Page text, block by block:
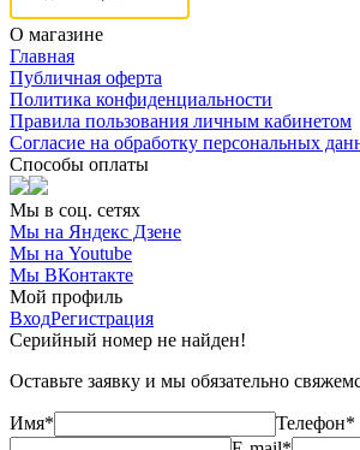
О магазине
Главная
Публичная оферта
Политика конфиденциальности
Правила пользования личным кабинетом
Согласие на обработку персональных
Способы оплаты
Мы в соц. сетях
Мы на Яндекс Дзене
Мы на Youtube
Мы ВКонтакте
Мой профиль
ВходРегистрация
Серийный номер не найден!
Оставьте заявку и мы обязательно
Имя*
Телефон*